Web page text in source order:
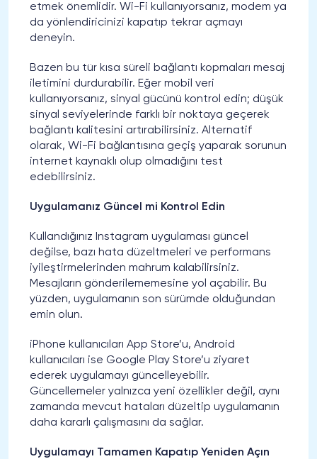
etmek önemlidir. Wi-Fi kullanıyorsanız, modem ya
da yönlendiricinizi kapatıp tekrar açmayı
deneyin.
Bazen bu tür kısa süreli bağlantı kopmaları mesaj
iletimini durdurabilir. Eğer mobil veri
kullanıyorsanız, sinyal gücünü kontrol edin; düşük
sinyal seviyelerinde farklı bir noktaya geçerek
bağlantı kalitesini artırabilirsiniz. Alternatif
olarak, Wi-Fi bağlantısına geçiş yaparak sorunun
internet kaynaklı olup olmadığını test
edebilirsiniz.
Uygulamanız Güncel mi Kontrol Edin
Kullandığınız Instagram uygulaması güncel
değilse, bazı hata düzeltmeleri ve performans
iyileştirmelerinden mahrum kalabilirsiniz.
Mesajların gönderilememesine yol açabilir. Bu
yüzden, uygulamanın son sürümde olduğundan
emin olun.
iPhone kullanıcıları App Store’u, Android
kullanıcıları ise Google Play Store’u ziyaret
ederek uygulamayı güncelleyebilir.
Güncellemeler yalnızca yeni özellikler değil, aynı
zamanda mevcut hataları düzeltip uygulamanın
daha kararlı çalışmasını da sağlar.
Uygulamayı Tamamen Kapatıp Yeniden Açın